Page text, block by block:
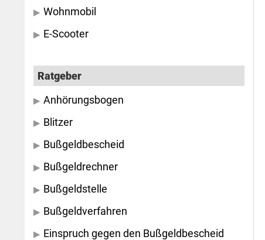
Wohnmobil
E-Scooter
Ratgeber
Anhörungsbogen
Blitzer
Bußgeldbescheid
Bußgeldrechner
Bußgeldstelle
Bußgeldverfahren
Einspruch gegen den Bußgeldbescheid